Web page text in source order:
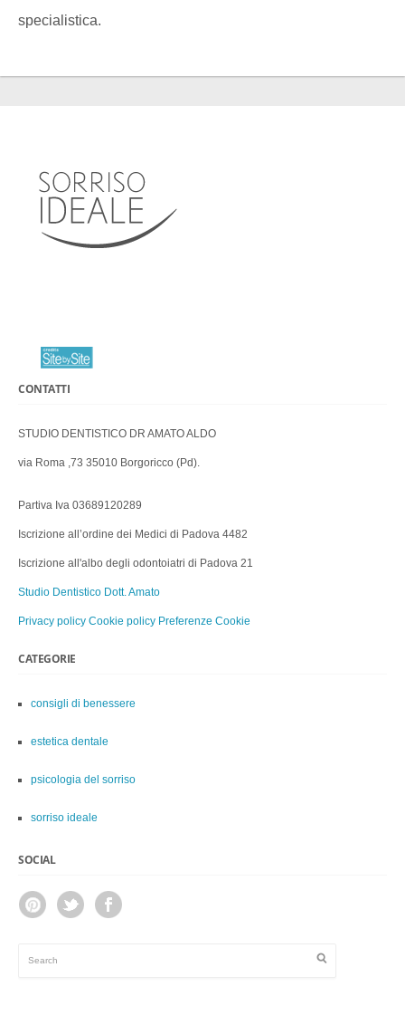
specialistica.
CONTATTI
STUDIO DENTISTICO DR AMATO ALDO
via Roma ,73 35010 Borgoricco (Pd).
Partiva Iva 03689120289
Iscrizione all’ordine dei Medici di Padova 4482
Iscrizione all'albo degli odontoiatri di Padova 21
Studio Dentistico Dott. Amato
Privacy policy Cookie policy Preferenze Cookie
CATEGORIE
consigli di benessere
estetica dentale
psicologia del sorriso
sorriso ideale
SOCIAL